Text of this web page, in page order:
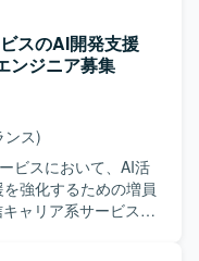
ンを通じて要件や
できる方が望ましい
リケーション開発
す。利用環境やセ
AI駆動開発の実現
ことで、実践的な
た最新のAI開発ツー
ジニアとしてのスキ
決を推進いただき
は、ローカル環境構
AIテストおよび評
継続対応、クライ
などがあります。
レンドに関心を持
求めております。
題を発見し、粘り強
ントやチームと円滑
継続的なサービス改
スのAI開発支援
ンジニア募集
ンス)
ビスにおいて、AI活
強化するための増員